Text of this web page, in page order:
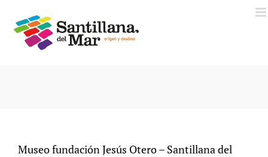
contenido
Museo fundación Jesús Otero – Santillana del